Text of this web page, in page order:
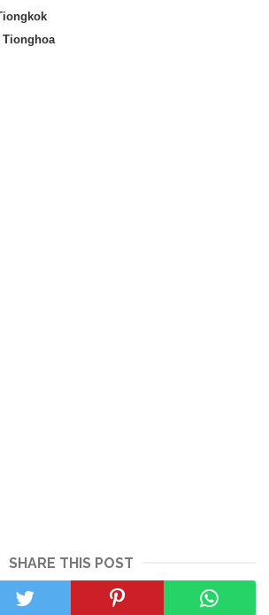
Tionghoa
SHARE THIS POST